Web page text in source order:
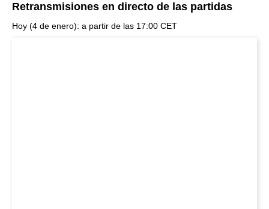
Retransmisiones en directo de las partidas
Hoy (4 de enero): a partir de las 17:00 CET